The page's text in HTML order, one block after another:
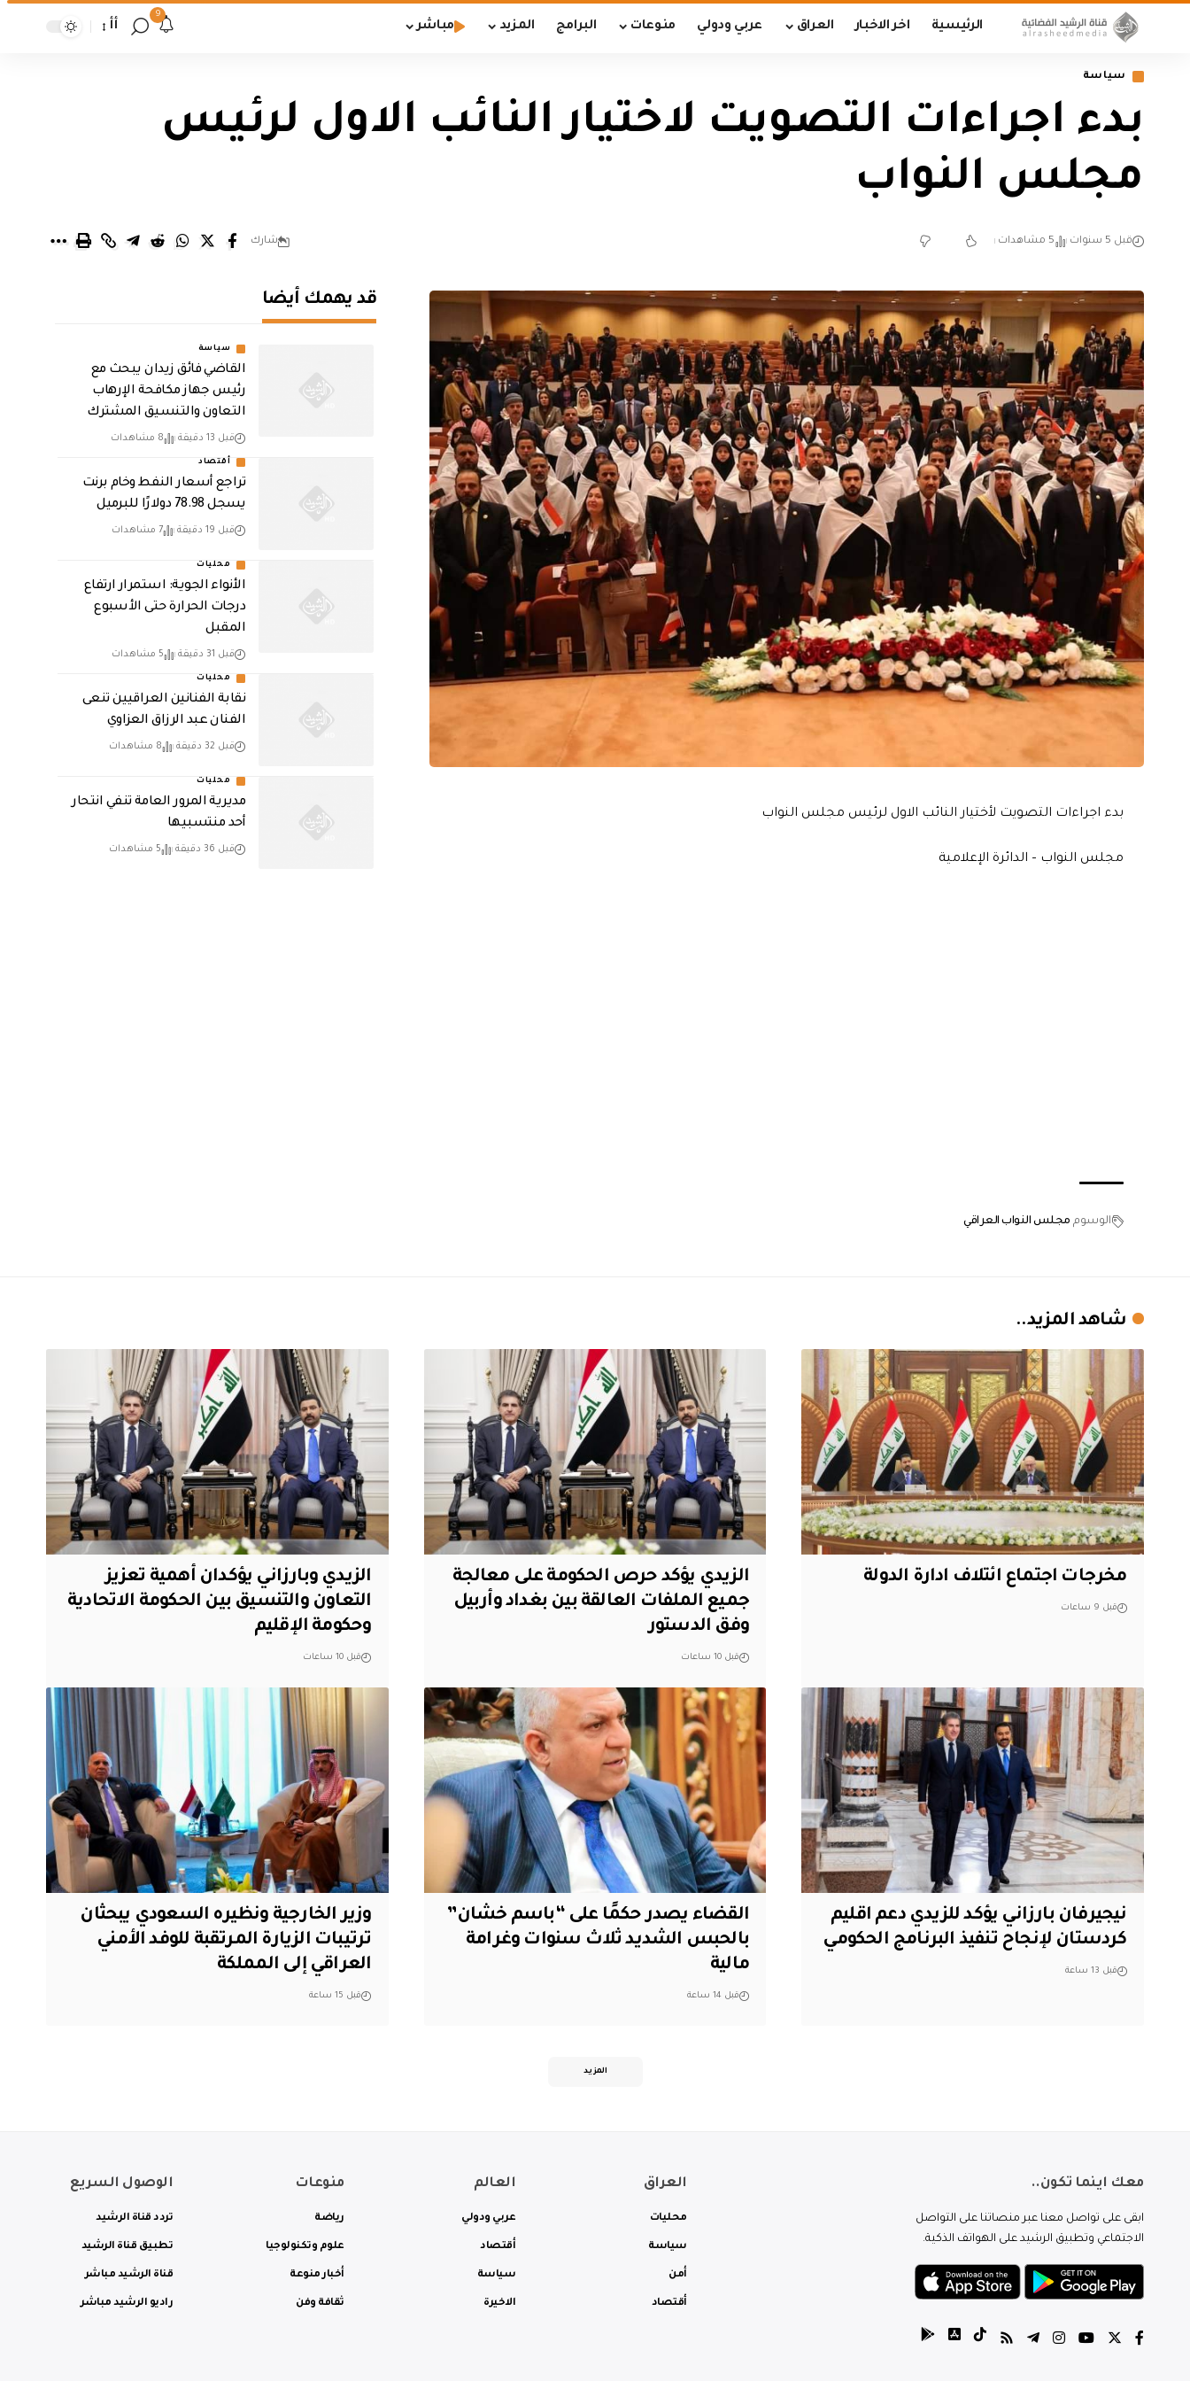
الرئيسية اخر الاخبار العراق عربي ودولي منوعات البرامج المزيد مباشر
9
أأ
سياسة
بدء اجراءات التصويت لاختيار النائب الاول لرئيس
مجلس النواب
قبل 5 سنوات 5 مشاهدات شارك
بدء اجراءات التصويت لأختيار النائب الاول لرئيس مجلس النواب
مجلس النواب – الدائرة الإعلامية
الوسوم مجلس النواب العراقي
قد يهمك أيضا
سياسة
القاضي فائق زيدان يبحث مع
رئيس جهاز مكافحة الإرهاب
التعاون والتنسيق المشترك
قبل 13 دقيقة 8 مشاهدات
أقتصاد
تراجع أسعار النفط وخام برنت
يسجل 78.98 دولارًا للبرميل
قبل 19 دقيقة 7 مشاهدات
محليات
الأنواء الجوية: استمرار ارتفاع
درجات الحرارة حتى الأسبوع
المقبل
قبل 31 دقيقة 5 مشاهدات
محليات
نقابة الفنانين العراقيين تنعى
الفنان عبد الرزاق العزاوي
قبل 32 دقيقة 8 مشاهدات
محليات
مديرية المرور العامة تنفي انتحار
أحد منتسبيها
قبل 36 دقيقة 5 مشاهدات
شاهد المزيد..
مخرجات اجتماع ائتلاف ادارة الدولة
قبل 9 ساعات
الزيدي يؤكد حرص الحكومة على معالجة
جميع الملفات العالقة بين بغداد وأربيل
وفق الدستور
قبل 10 ساعات
الزيدي وبارزاني يؤكدان أهمية تعزيز
التعاون والتنسيق بين الحكومة الاتحادية
وحكومة الإقليم
قبل 10 ساعات
نيجيرفان بارزاني يؤكد للزيدي دعم اقليم
‏كردستان لإنجاح تنفيذ البرنامج الحكومي
قبل 13 ساعة
القضاء يصدر حكمًا على “باسم خشان”
بالحبس الشديد ثلاث سنوات وغرامة
مالية
قبل 14 ساعة
وزير الخارجية ونظيره السعودي يبحثان
ترتيبات الزيارة المرتقبة للوفد الأمني
العراقي إلى المملكة
قبل 15 ساعة
المزيد
معك اينما تكون..
ابقى على تواصل معنا عبر منصاتنا على التواصل
الاجتماعي وتطبيق الرشيد على الهواتف الذكية.
العراق
محليات
سياسة
أمن
أقتصاد
العالم
عربي ودولي
أقتصاد
سياسة
الاخيرة
منوعات
رياضة
علوم وتكنولوجيا
أخبار منوعة
ثقافة وفن
الوصول السريع
تردد قناة الرشيد
تطبيق قناة الرشيد
قناة الرشيد مباشر
راديو الرشيد مباشر